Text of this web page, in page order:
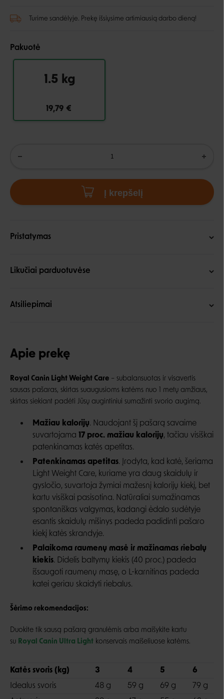
Turime sandėlyje. Prekę išsiųsime artimiausią darbo dieną!
Pakuotė
1.5 kg
19,79 €
Į krepšelį
Pristatymas
Likučiai parduotuvėse
Atsiliepimai
Apie prekę
Royal Canin Light Weight Care – subalansuotas ir visavertis
sausas pašaras, skirtas suaugusioms katėms nuo 1 metų amžiaus,
skirtas siekiant padėti Jūsų augintiniui sumažinti svorio augimą.
Mažiau kalorijų. Naudojant šį pašarą savaime
suvartojama 17 proc. mažiau kalorijų, tačiau visiškai
patenkinamas katės apetitas.
Patenkinamas apetitas. Įrodyta, kad katė, šeriama
Light Weight Care, kuriame yra daug skaidulų ir
gysločio, suvartoja žymiai mažesnį kalorijų kiekį, bet
kartu visiškai pasisotina. Natūraliai sumažinamas
spontaniškas valgymas, kadangi ėdalo sudėtyje
esantis skaidulų mišinys padeda padidinti pašaro
kiekį katės skrandyje.
Palaikoma raumenų masė ir mažinamas riebalų
kiekis. Didelis baltymų kiekis (40 proc.) padeda
išsaugoti raumenų masę, o L-karnitinas padeda
katei geriau skaidyti riebalus.
Šėrimo rekomendacijos:
Duokite tik sausą pašarą granulėmis arba maišykite kartu
su Royal Canin Ultra Light konservais maišeliuose katėms.
Katės svoris (kg) 3 4 5
6
Idealus svoris
48 g 59 g 69 g
79 g